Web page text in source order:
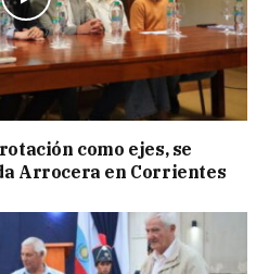
como ejes, se
Arrocera en Corrientes